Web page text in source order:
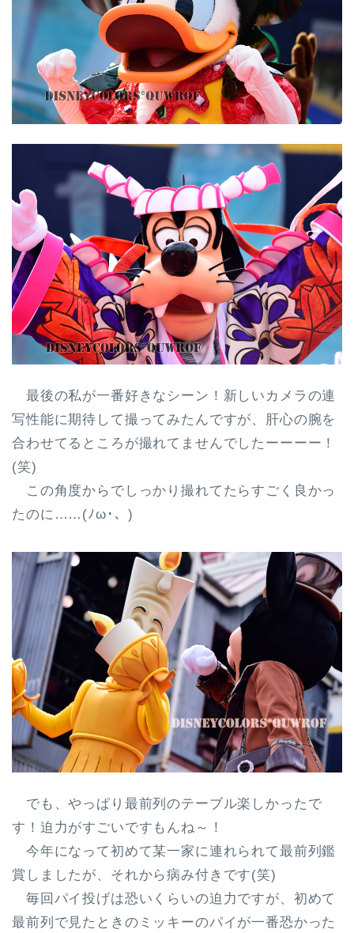
最後の私が一番好きなシーン！新しいカメラの連
写性能に期待して撮ってみたんですが、肝心の腕を
合わせてるところが撮れてませんでしたーーーー！
(笑)
この角度からでしっかり撮れてたらすごく良かっ
たのに……(ﾉω･、)
でも、やっぱり最前列のテーブル楽しかったで
す！迫力がすごいですもんね～！
今年になって初めて某一家に連れられて最前列鑑
賞しましたが、それから病み付きです(笑)
毎回パイ投げは恐いくらいの迫力ですが、初めて
最前列で見たときのミッキーのパイが一番恐かった